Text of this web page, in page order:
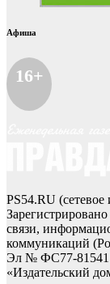
Афиша
16+
PS54.RU
связи,
коммуникаций
Эл № ФС77-81541
«Издательский